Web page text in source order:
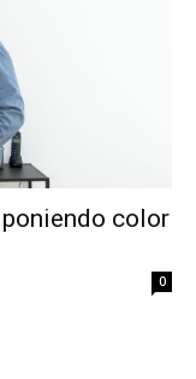
color
0